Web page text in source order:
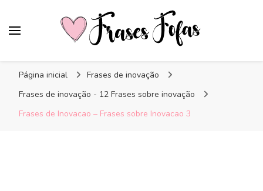
Página inicial
Frases de inovação
Frases de inovação - 12 Frases sobre inovação
Frases de Inovacao – Frases sobre Inovacao 3